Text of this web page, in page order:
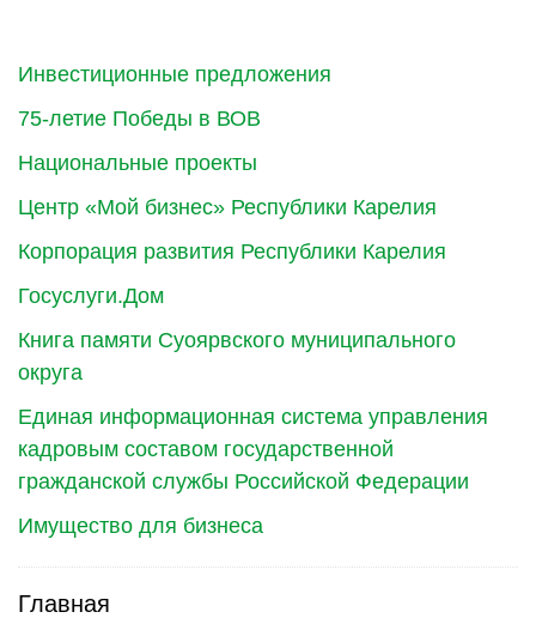
Инвестиционные предложения
75-летие Победы в ВОВ
Национальные проекты
Центр «Мой бизнес» Республики Карелия
Корпорация развития Республики Карелия
Госуслуги.Дом
Книга памяти Суоярвского муниципального
округа
Единая информационная система управления
кадровым составом государственной
гражданской службы Российской Федерации
Имущество для бизнеса
Главная